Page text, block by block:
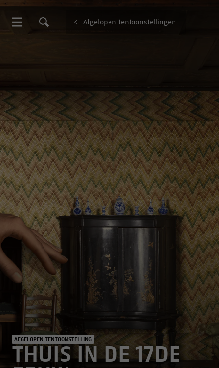
Afgelopen tentoonstellingen
AFGELOPEN TENTOONSTELLING
THUIS IN DE 17DE